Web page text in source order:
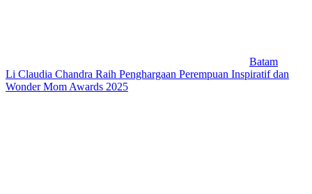
Batam
Li Claudia Chandra Raih Penghargaan Perempuan Inspiratif dan
Wonder Mom Awards 2025